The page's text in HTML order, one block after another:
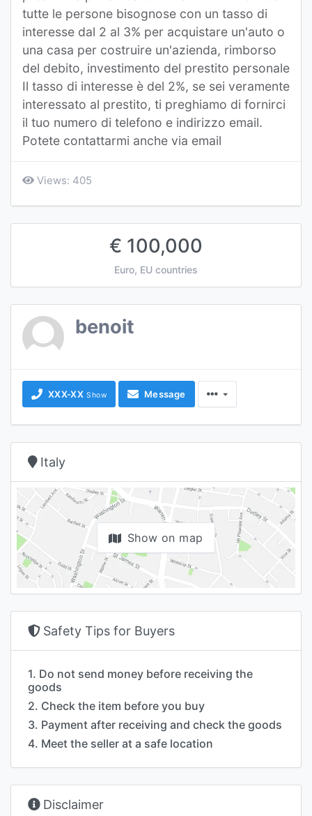
tutte le persone bisognose con un tasso di
interesse dal 2 al 3% per acquistare un'auto o
una casa per costruire un'azienda, rimborso
del debito, investimento del prestito personale
Il tasso di interesse è del 2%, se sei veramente
interessato al prestito, ti preghiamo di fornirci
il tuo numero di telefono e indirizzo email.
Potete contattarmi anche via email
Views: 405
€ 100,000
Euro, EU countries
benoit
XXX-XX Show Message
Italy
Show on map
Safety Tips for Buyers
1. Do not send money before receiving the
goods
2. Check the item before you buy
3. Payment after receiving and check the goods
4. Meet the seller at a safe location
Disclaimer